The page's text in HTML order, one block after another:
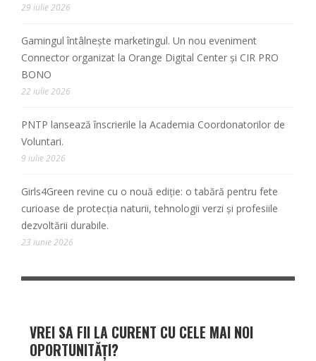
29 iulie 2026
Gamingul întâlnește marketingul. Un nou eveniment
Connector organizat la Orange Digital Center și CIR PRO
BONO
22 iulie 2026
PNTP lansează înscrierile la Academia Coordonatorilor de
Voluntari.
9 iulie 2026
Girls4Green revine cu o nouă ediție: o tabără pentru fete
curioase de protecția naturii, tehnologii verzi și profesiile
dezvoltării durabile.
23 iunie 2026
VREI SA FII LA CURENT CU CELE MAI NOI
OPORTUNITĂȚI?